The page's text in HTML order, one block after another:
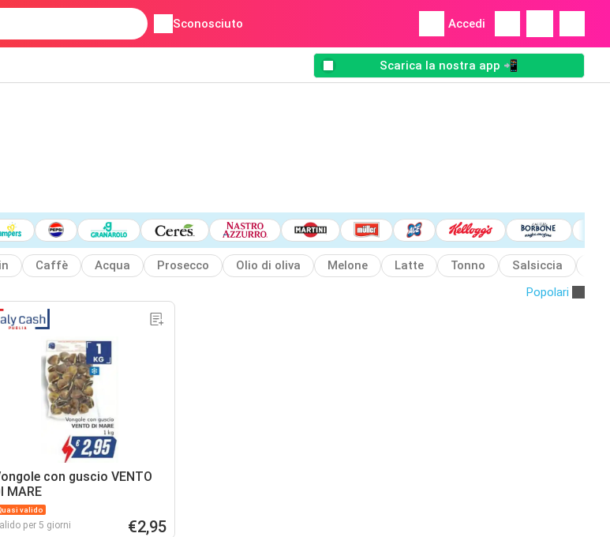
Sconosciuto Accedi
Scarica la nostra app 📲
Caffè Acqua Prosecco Olio di oliva Melone Latte Tonno Salsiccia
Popolari
con guscio VENTO
MARE
valido
per 5 giorni €2,95